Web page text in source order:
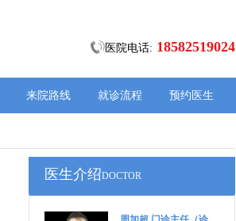
医院电话: 18582519024
来院路线 就诊流程 预约医生
医生介绍DOCTOR